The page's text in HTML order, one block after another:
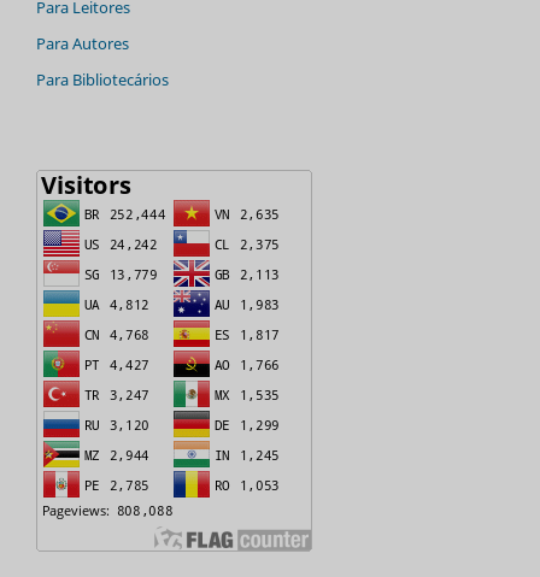
Para Leitores
Para Autores
Para Bibliotecários